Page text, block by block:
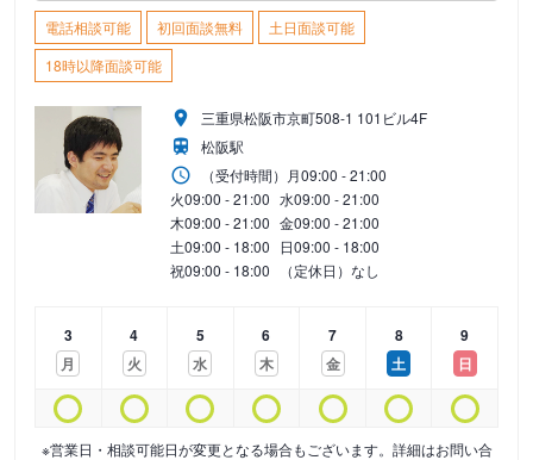
電話相談可能 初回面談無料
土日面談可能
18時以降面談可能
三重県松阪市京町508-1 101ビル4F
松阪駅
（受付時間） 月09:00 - 21:00
火09:00 - 21:00 水09:00 - 21:00
木09:00 - 21:00 金09:00 - 21:00
土09:00 - 18:00 日09:00 - 18:00
祝09:00 - 18:00 （定休日）なし
3
月
4
火
5
水
6
木
7
金
8
土
9
日
※営業日・相談可能日が変更となる場合もございます。詳細はお問い合